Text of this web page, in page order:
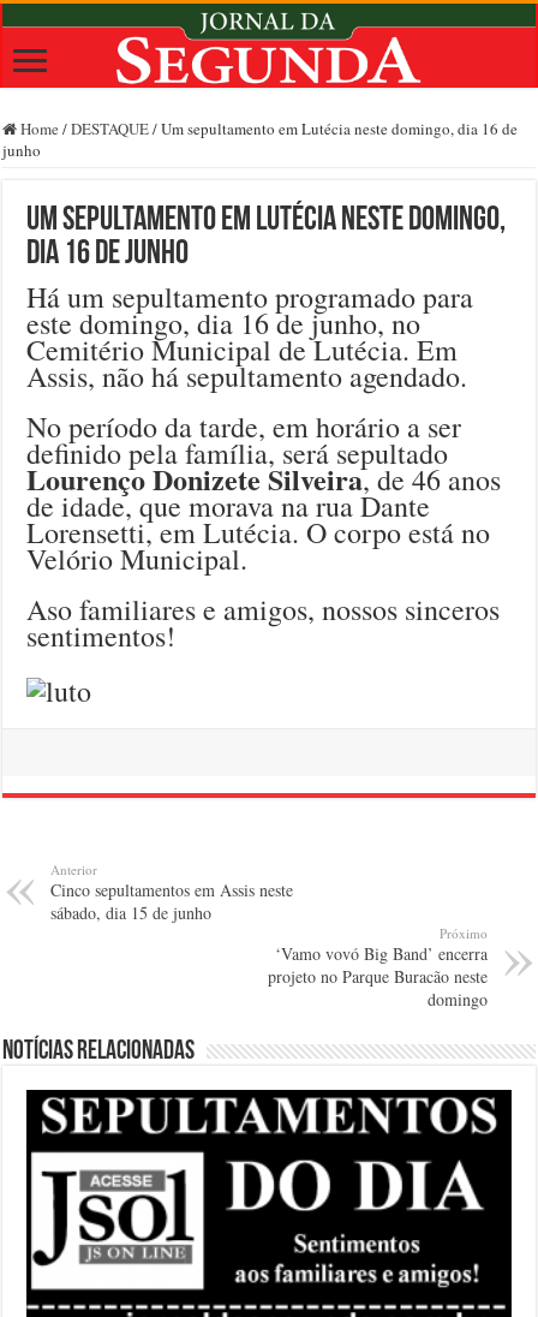
Home /DESTAQUE/Um sepultamento em Lutécia neste domingo, dia 16 de
junho
Um sepultamento em Lutécia neste domingo,
dia 16 de junho
Há um sepultamento programado para
este domingo, dia 16 de junho, no
Cemitério Municipal de Lutécia. Em
Assis, não há sepultamento agendado.
No período da tarde, em horário a ser
definido pela família, será sepultado
Lourenço Donizete Silveira, de 46 anos
de idade, que morava na rua Dante
Lorensetti, em Lutécia. O corpo está no
Velório Municipal.
Aso familiares e amigos, nossos sinceros
sentimentos!
Anterior
Cinco sepultamentos em Assis neste
sábado, dia 15 de junho
Próximo
‘Vamo vovó Big Band’ encerra
projeto no Parque Buracão neste
domingo
Notícias relacionadas